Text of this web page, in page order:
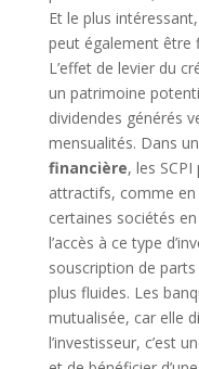
Et le plus
peut également être
L’effet de levier du
un patrimoine
dividendes générés
mensualités. Dans
financière, les
attractifs, comme
certaines sociétés
l’accès à ce type
souscription de
plus fluides. Les
mutualisée, car elle
l’investisseur, c’est